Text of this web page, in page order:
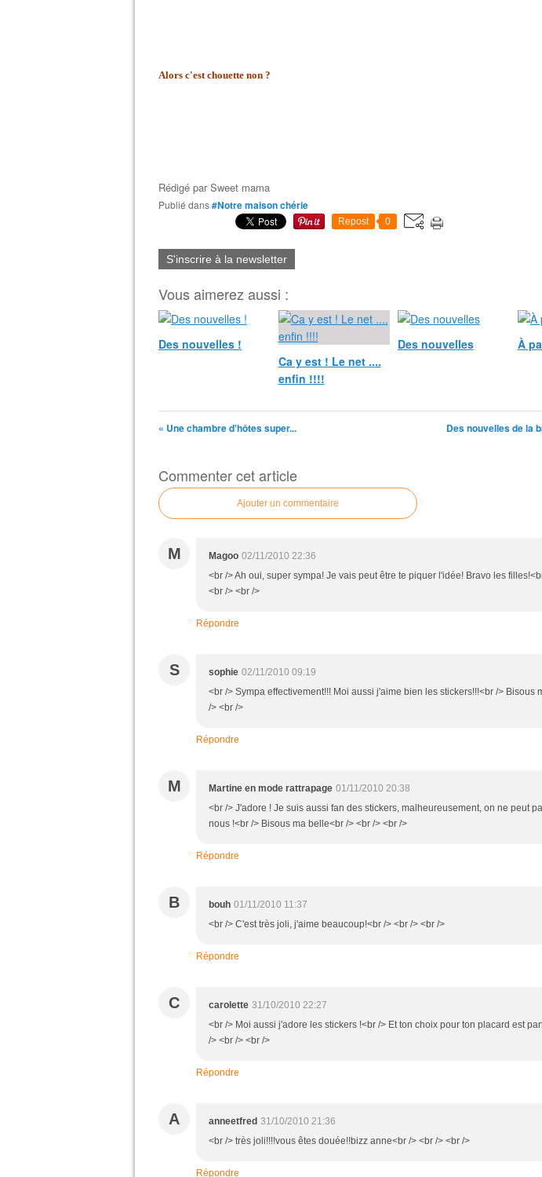
Alors c'est chouette non ?
Rédigé parSweet mama
Publié dans#Notre maison chérie
Repost 0
S'inscrire à la newsletter
Vous aimerez aussi :
Des nouvelles !
Ca y est ! Le net ....
enfin !!!!
Des nouvelles À
« Une chambre d'hôtes super... Des nouvelles de la
Commenter cet article
Ajouter un commentaire
M Magoo 02/11/2010 22:36
<br /> Ah oui, super sympa! Je vais peut être te piquer l'idée! Bravo les
<br /> <br />
Répondre
S sophie 02/11/2010 09:19
<br /> Sympa effectivement!!! Moi aussi j'aime bien les stickers!!!<br /> Bisous
/> <br />
Répondre
M Martine en mode rattrapage 01/11/2010 20:38
<br /> J'adore ! Je suis aussi fan des stickers, malheureusement, on ne peut
nous !<br /> Bisous ma belle<br /> <br /> <br />
Répondre
B bouh 01/11/2010 11:37
<br /> C'est très joli, j'aime beaucoup!<br /> <br /> <br />
Répondre
C carolette 31/10/2010 22:27
<br /> Moi aussi j'adore les stickers !<br /> Et ton choix pour ton placard est
/> <br /> <br />
Répondre
A anneetfred 31/10/2010 21:36
<br /> très joli!!!!vous êtes douée!!bizz anne<br /> <br /> <br />
Répondre